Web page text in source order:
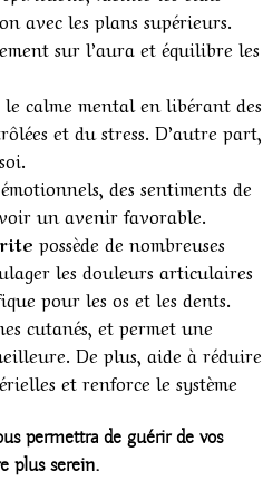
avec les plans supérieurs.
sur l’aura et équilibre les
calme mental en libérant des
et du stress. D’autre part,
des sentiments de
un avenir favorable.
possède de nombreuses
les douleurs articulaires
pour les os et les dents.
cutanés, et permet une
De plus, aide à réduire
et renforce le système
permettra de guérir de vos
plus serein.